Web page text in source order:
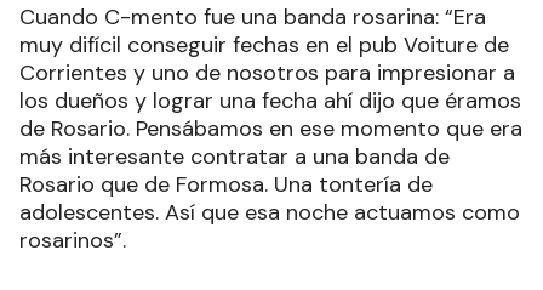
Cuando C-mento fue una banda rosarina: “Era
muy difícil conseguir fechas en el pub Voiture de
Corrientes y uno de nosotros para impresionar a
los dueños y lograr una fecha ahí dijo que éramos
de Rosario. Pensábamos en ese momento que era
más interesante contratar a una banda de
Rosario que de Formosa. Una tontería de
adolescentes. Así que esa noche actuamos como
rosarinos”.